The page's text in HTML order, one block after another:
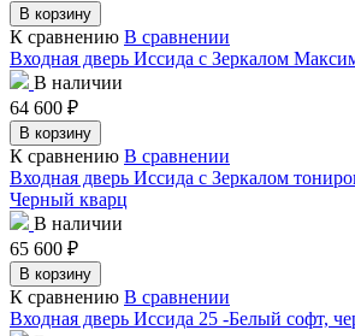
В корзину
К сравнению В сравнении
Входная дверь Иссида с Зеркалом
В наличии
64 600 ₽
В корзину
К сравнению В сравнении
Входная дверь Иссида с Зеркалом
Черный кварц
В наличии
65 600 ₽
В корзину
К сравнению В сравнении
Входная дверь Иссида 25 -Белый софт,